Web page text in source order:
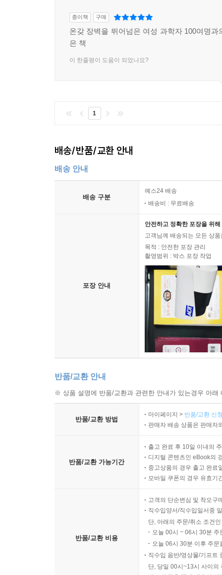
종이책 구매
온갖 장벽을 뛰어넘은 여성 과학자 100여명과
은 책
이 한줄평이 도움이 되었나요?
1
배송/반품/교환 안내
배송 안내
배송 구분
예스24 배송
배송비 : 무료배송
포장 안내
안전하고 정확한 포장을 위
고객님께 배송되는 모든 상
목적 : 안전한 포장 관리
촬영범위 : 박스 포장 작업
반품/교환 안내
※ 상품 설명에 반품/교환과 관련한 안내가 있는경우 아
반품/교환 방법
마이페이지 > 반품/교환 신
판매자 배송 상품은 판매자
반품/교환 가능기간
출고 완료 후 10일 이내의
디지털 콘텐츠인 eBook의
중고상품의 경우 출고 완료
모바일 쿠폰의 경우 유효기
반품/교환 비용
고객의 단순변심 및 착오구
직수입양서/직수입일서중
단, 아래의 주문/취소 조건
오늘 00시 ~ 06시 30분
오늘 06시 30분 이후 주
직수입 음반/영상물/기프트
단, 당일 00시~13시 사이의